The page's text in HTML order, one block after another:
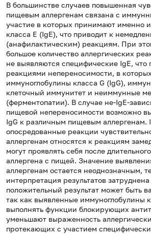
В большинстве случаев повышенная
пищевым аллергенам связана с
участие в которых принимают именно
класса Е (IgE), что приводит к
(анафилактическим) реакциям. При
большое количество аллергических
не выявляются специфические IgE, что
реакциями непереносимости, в
иммуноглобулины класса G (IgG),
клеточный иммунитет и неиммунные
(ферментопатии). В случае не-IgE-
пищевой непереносимости возможно
IgG к различным пищевым аллергенам.
опосредованные реакции
аллергенам относятся к реакциям
могут проявлять себя после
аллергена с пищей. Значение
аллергенам остается неоднозначным,
интерпретация результатов
положительный результат может быть
так как выявленные иммуноглобулины
выполнять функции блокирующих
уменьшают выраженность
протекающих с участием